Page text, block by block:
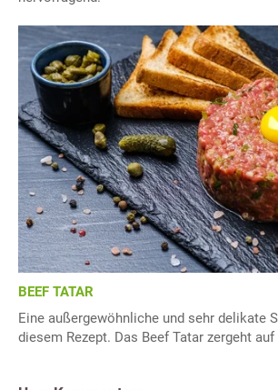
BEEF TATAR
Eine außergewöhnliche und sehr delikate
diesem Rezept. Das Beef Tatar zergeht auf